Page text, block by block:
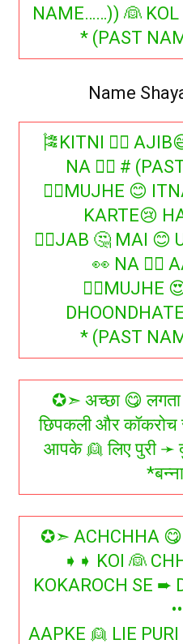
NAME……)) 👰 KOL
* (PAST
Name
🎏KITNI ✌🏻
NA 👍🏻 #
👉🏻MUJHE 😊
KARTE😢
👉🏻JAB 🤔 MAI 😊
👀 NA 👎🏻
👉🏻MUJHE
* (PAST
✪➣ अच्छा 😋
छिपकली और कॉकरोच
आपके 👱 लिए पुरी ➛
✪➣ ACHCHHA
➧➧ KOI 👰
KOKAROCH SE ➨
••
AAPKE 👱 LIE